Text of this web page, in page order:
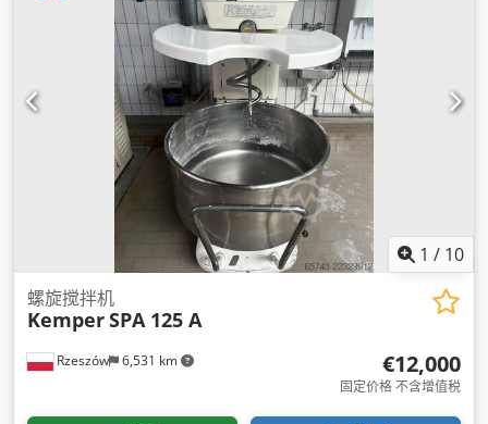
1 / 10
Rzeszów 6,531 km
螺旋搅拌机
KemperSPA 125 A
€12,000
固定价格 不含增值税